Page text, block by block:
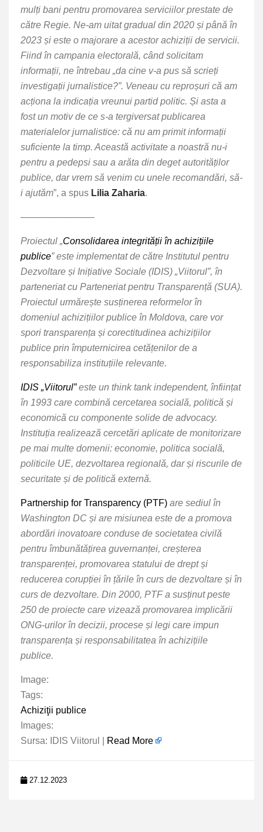
mulți bani pentru promovarea serviciilor prestate de
către Regie. Ne-am uitat gradual din 2020 și până în
2023 și este o majorare a acestor achiziții de servicii.
Fiind în campania electorală, când solicitam
informații, ne întrebau „da cine v-a pus să scrieți
investigații jurnalistice?”. Veneau cu reproșuri că am
acționa la indicația vreunui partid politic. Și asta a
fost un motiv de ce s-a tergiversat publicarea
materialelor jurnalistice: că nu am primit informații
suficiente la timp. Această activitate a noastră nu-i
pentru a pedepsi sau a arăta din deget autorităților
publice, dar vrem să venim cu unele recomandări, să-
i ajutăm”, a spus Lilia Zaharia.
––––––––––––––
Proiectul „Consolidarea integrității în achizițiile
publice” este implementat de către Institutul pentru
Dezvoltare și Inițiative Sociale (IDIS) „Viitorul”, în
parteneriat cu Parteneriat pentru Transparență (SUA).
Proiectul urmărește susținerea reformelor în
domeniul achizițiilor publice în Moldova, care vor
spori transparența și corectitudinea achizițiilor
publice prin împuternicirea cetățenilor de a
responsabiliza instituțiile relevante.
IDIS „Viitorul”este un think tank independent, înființat
în 1993 care combină cercetarea socială, politică și
economică cu componente solide de advocacy.
Instituția realizează cercetări aplicate de monitorizare
pe mai multe domenii: economie, politica socială,
politicile UE, dezvoltarea regională, dar și riscurile de
securitate și de politică externă.
Partnership for Transparency (PTF) are sediul în
Washington DC și are misiunea este de a promova
abordări inovatoare conduse de societatea civilă
pentru îmbunătățirea guvernanței, creșterea
transparenței, promovarea statului de drept și
reducerea corupției în țările în curs de dezvoltare și în
curs de dezvoltare. Din 2000, PTF a susținut peste
250 de proiecte care vizează promovarea implicării
ONG-urilor în decizii, procese și legi care impun
transparența și responsabilitatea în achizițiile
publice.
Image:
Tags:
Achiziţii publice
Images:
Sursa: IDIS Viitorul |
Read More
27.12.2023